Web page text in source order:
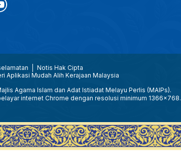
Notis Hak Cipta
Aplikasi Mudah Alih Kerajaan Malaysia
Agama Islam dan Adat Istiadat Melayu Perlis (MAIPs).
internet Chrome dengan resolusi minimum 1366x768.